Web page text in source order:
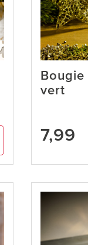
Bougie
vert
7,99